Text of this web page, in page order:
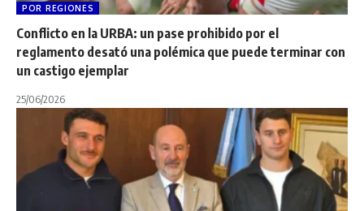
POR REGIONES
Conflicto en la URBA: un pase prohibido por el
reglamento desató una polémica que puede terminar con
un castigo ejemplar
25/06/2026